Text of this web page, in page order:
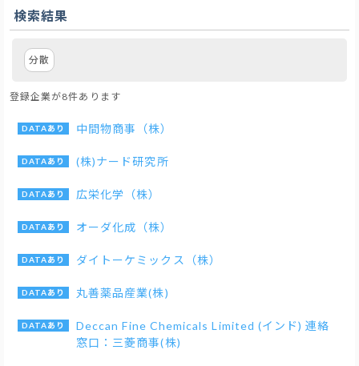
検索結果
分散
登録企業が8件あります
中間物商事（株）
(株)ナード研究所
広栄化学（株）
オーダ化成（株）
ダイトーケミックス（株）
丸善薬品産業(株)
Deccan Fine Chemicals Limited (インド) 連絡
窓口：三菱商事(株)